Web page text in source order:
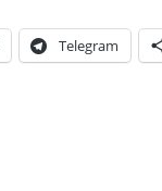
Telegram